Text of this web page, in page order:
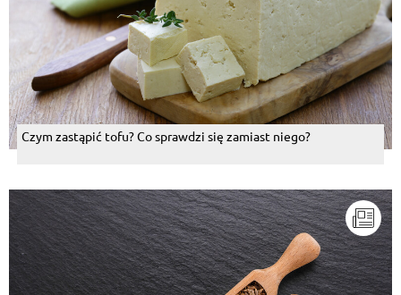
Czym zastąpić tofu? Co sprawdzi się zamiast niego?